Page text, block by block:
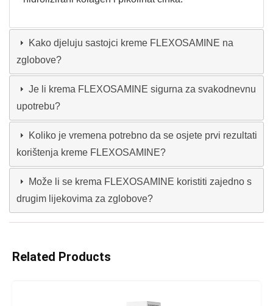
Kako djeluju sastojci kreme FLEXOSAMINE na
zglobove?
Je li krema FLEXOSAMINE sigurna za svakodnevnu
upotrebu?
Koliko je vremena potrebno da se osjete prvi rezultati
korištenja kreme FLEXOSAMINE?
Može li se krema FLEXOSAMINE koristiti zajedno s
drugim lijekovima za zglobove?
Related Products